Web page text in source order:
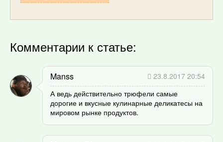
Комментарии к статье:
Manss
23.8.2017 20:54
А ведь действительно трюфели самые
дорогие и вкусные кулинарные деликатесы на
мировом рынке продуктов.